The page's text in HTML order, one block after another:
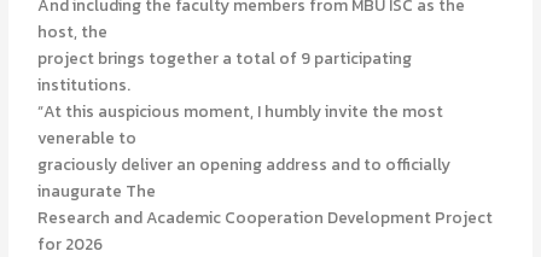
host, the
project brings together a total of 9 participating
institutions.
“At this auspicious moment, I humbly invite the most
venerable to
graciously deliver an opening address and to officially
inaugurate The
Research and Academic Cooperation Development Project
for 2026